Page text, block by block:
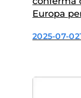
Europa
Spagna,
limitato
2025-07-